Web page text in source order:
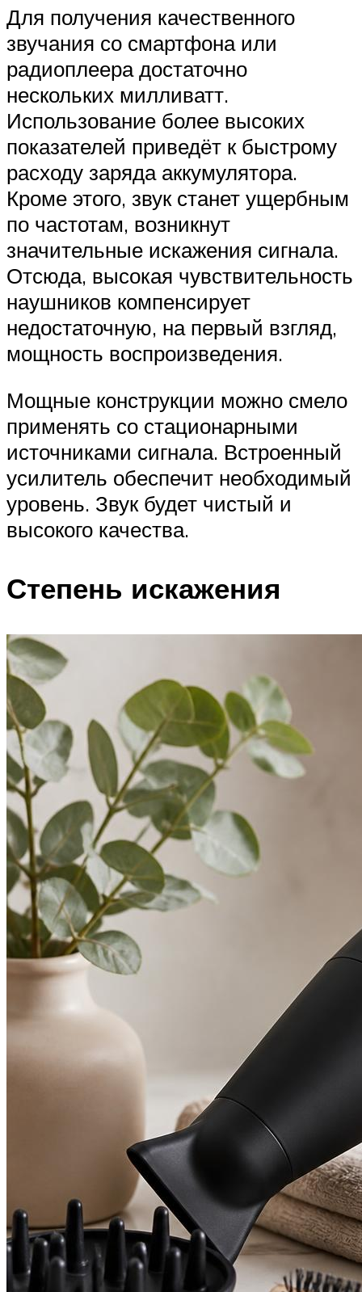
Для получения качественного
звучания со смартфона или
радиоплеера достаточно
нескольких милливатт.
Использование более высоких
показателей приведёт к быстрому
расходу заряда аккумулятора.
Кроме этого, звук станет ущербным
по частотам, возникнут
значительные искажения сигнала.
Отсюда, высокая чувствительность
наушников компенсирует
недостаточную, на первый взгляд,
мощность воспроизведения.
Мощные конструкции можно смело
применять со стационарными
источниками сигнала. Встроенный
усилитель обеспечит необходимый
уровень. Звук будет чистый и
высокого качества.
Степень искажения